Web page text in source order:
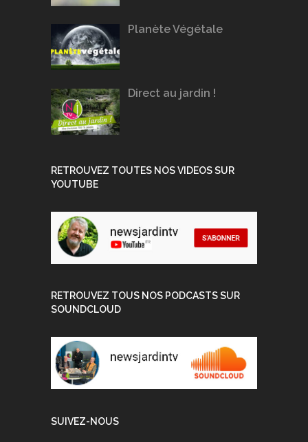
Planète Végétale
Direct au jardin !
RETROUVEZ TOUTES NOS VIDEOS SUR
YOUTUBE
RETROUVEZ TOUS NOS PODCASTS SUR
SOUNDCLOUD
SUIVEZ-NOUS